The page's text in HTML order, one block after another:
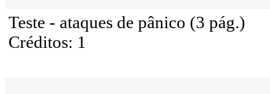
Teste - ataques de pânico (3 pág.)
Créditos: 1